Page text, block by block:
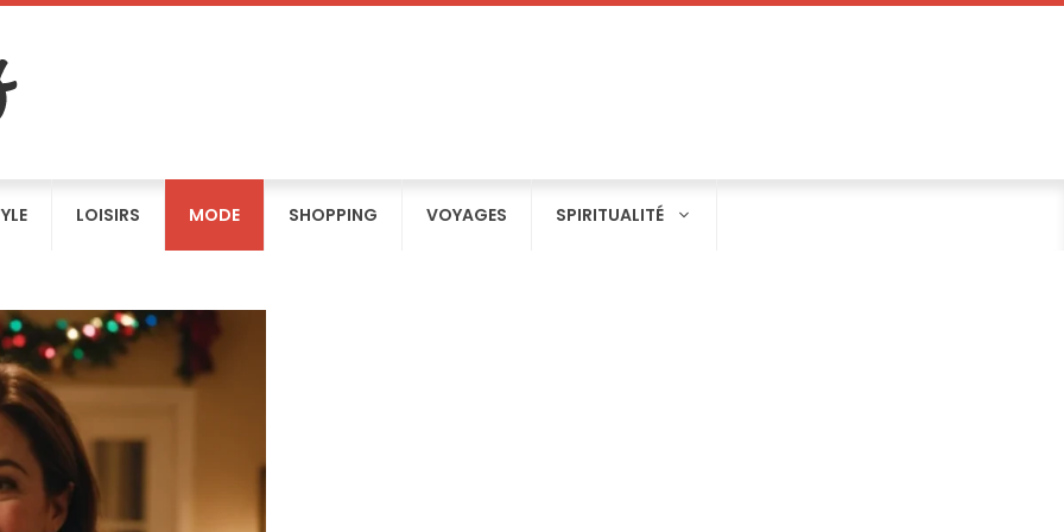
LOISIRS MODE SHOPPING VOYAGES SPIRITUALITÉ